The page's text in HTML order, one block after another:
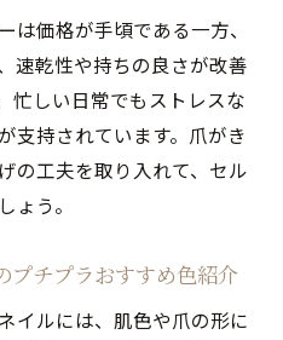
は価格が手頃である一方、
速乾性や持ちの良さが改善
忙しい日常でもストレスな
支持されています。爪がき
の工夫を取り入れて、セル
ょう。
プチプラおすすめ色紹介
イルには、肌色や爪の形に